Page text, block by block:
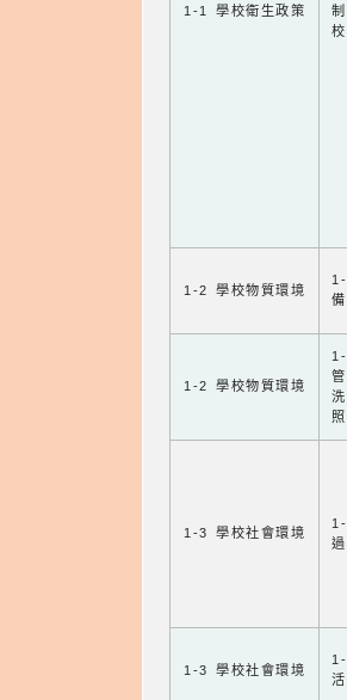
1-1 學校衛生政策
1-2 學校物質環境
1-2 學校物質環境
1-3 學校社會環境
1-3 學校社會環境